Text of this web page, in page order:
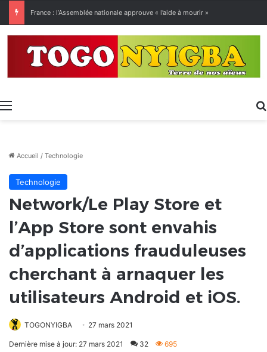
Menu
Accueil / Technologie
Technologie
Network/Le Play Store et
l’App Store sont envahis
d’applications frauduleuses
cherchant à arnaquer les
utilisateurs Android et iOS.
TOGONYIGBA 27 mars 2021
Dernière mise à jour: 27 mars 2021 32 695